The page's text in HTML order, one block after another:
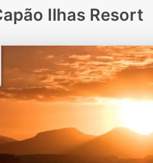
Ilhas Resort